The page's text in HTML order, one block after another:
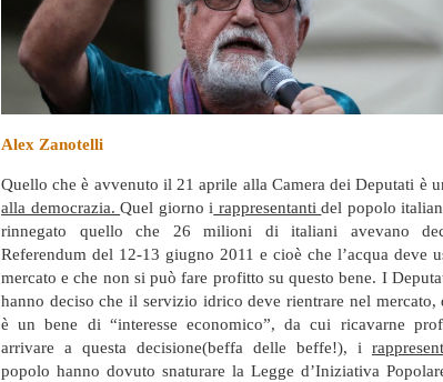
Alex Zanotelli
Quello che è avvenuto il 21 aprile alla Camera dei Deputati è
alla democrazia.Quel giorno i rappresentantidel popolo
rinnegato quello che 26 milioni di italiani avevano
Referendum del 12-13 giugno 2011 e cioè che l’acqua deve
mercato e che non si può fare profitto su questo bene. I
hanno deciso che il servizio idrico deve rientrare nel mercato,
è un bene di “interesse economico”, da cui ricavarne
arrivare a questa decisione(beffa delle beffe!), i
popolo hanno dovuto snaturare la Legge d’Iniziativa